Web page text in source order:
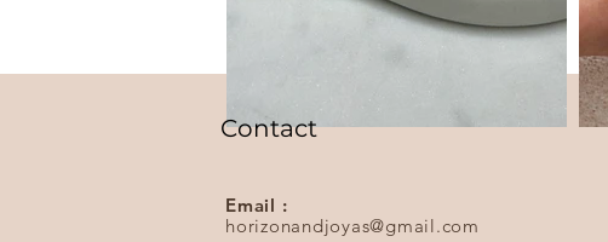
Contact
Email :
horizonandjoyas@gmail.com